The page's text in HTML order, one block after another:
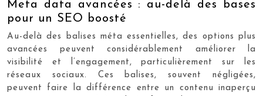
Meta data avancées : au-delà des bases
pour un SEO boosté
Au-delà des balises méta essentielles, des options plus
avancées peuvent considérablement améliorer la
visibilité et l’engagement, particulièrement sur les
réseaux sociaux. Ces balises, souvent négligées,
peuvent faire la différence entre un contenu inaperçu